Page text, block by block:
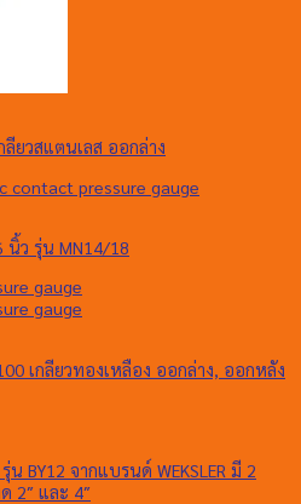
ลียวสแตนเลส ออกล่าง
ว รุ่น MN14/18
เกลียวทองเหลือง ออกล่าง, ออกหลัง
BY12 จากแบรนด์ WEKSLER มี 2
2″ และ 4″